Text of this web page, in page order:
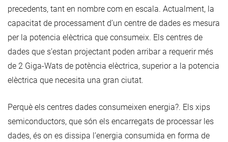
precedents, tant en nombre com en escala. Actualment, la
capacitat de processament d’un centre de dades es mesura
per la potencia elèctrica que consumeix. Els centres de
dades que s’estan projectant poden arribar a requerir més
de 2 Giga-Wats de potència elèctrica, superior a la potencia
elèctrica que necesita una gran ciutat.
Perquè els centres dades consumeixen energia?. Els xips
semiconductors, que són els encarregats de processar les
dades, és on es dissipa l’energia consumida en forma de